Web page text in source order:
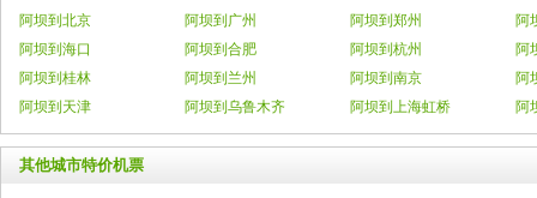
阿坝到北京 阿坝到广州 阿坝到郑州
阿
阿坝到海口
阿坝到合肥 阿坝到杭州
阿
阿坝到桂林
阿坝到兰州 阿坝到南京
阿
阿坝到天津
阿坝到乌鲁木齐 阿坝到上海虹桥 阿
其他城市特价机票